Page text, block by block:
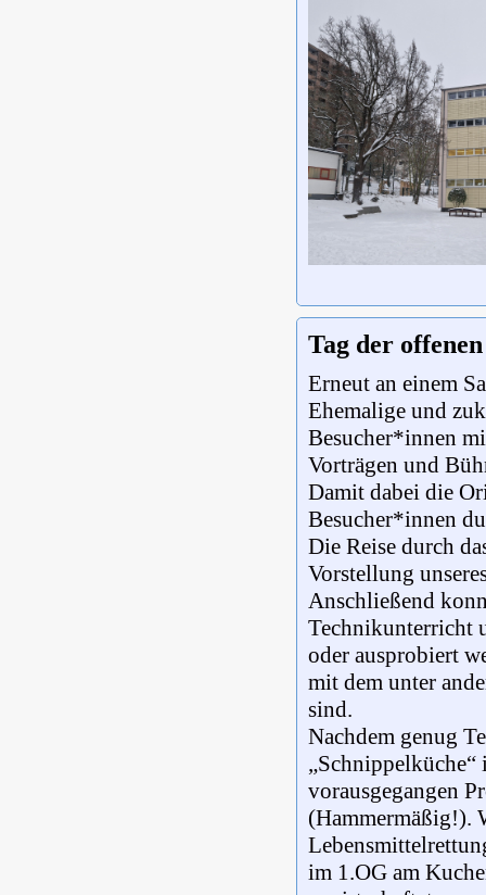
Tag der
Erneut an einem
Ehemalige und
Besucher*innen
Vorträgen und
Damit dabei die
Besucher*innen
Die Reise durch
Vorstellung
Anschließend
Technikunterricht
oder ausprobiert
mit dem unter
sind.
Nachdem genug
„Schnippelküche“
vorausgegangen
(Hammermäßig!).
im 1.OG am